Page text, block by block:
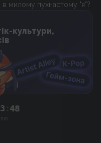
милому пухнастому "я"?
культури,
: 48